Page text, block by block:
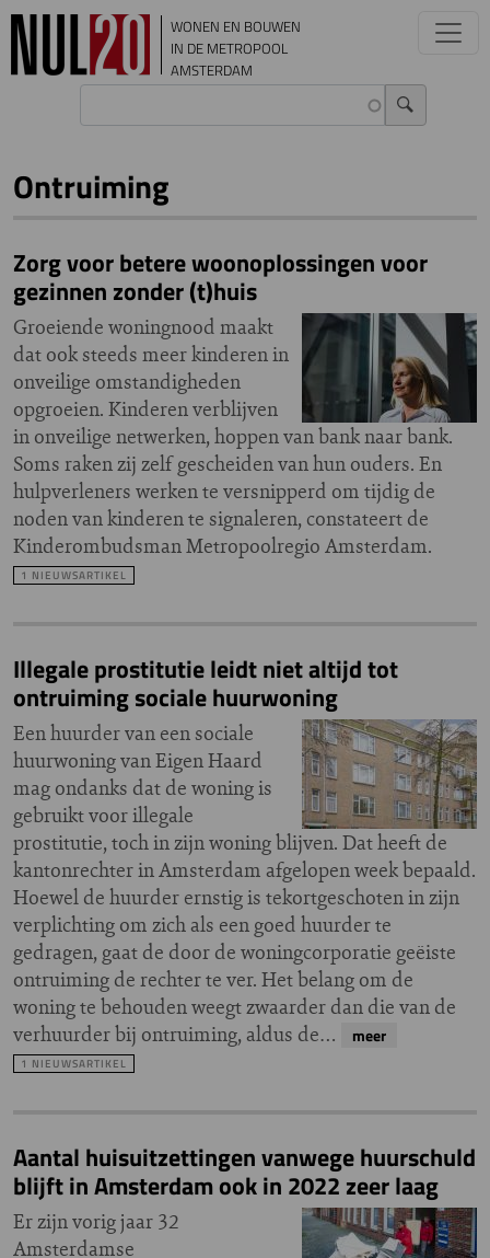
Overslaan en naar de inhoud gaan
WONEN EN BOUWEN
IN DE METROPOOL
AMSTERDAM
Ontruiming
Zorg voor betere woonoplossingen voor
gezinnen zonder (t)huis
Groeiende woningnood maakt
dat ook steeds meer kinderen in
onveilige omstandigheden
opgroeien. Kinderen verblijven
in onveilige netwerken, hoppen van bank naar bank.
Soms raken zij zelf gescheiden van hun ouders. En
hulpverleners werken te versnipperd om tijdig de
noden van kinderen te signaleren, constateert de
Kinderombudsman Metropoolregio Amsterdam.
1 NIEUWSARTIKEL
Illegale prostitutie leidt niet altijd tot
ontruiming sociale huurwoning
Een huurder van een sociale
huurwoning van Eigen Haard
mag ondanks dat de woning is
gebruikt voor illegale
prostitutie, toch in zijn woning blijven. Dat heeft de
kantonrechter in Amsterdam afgelopen week bepaald.
Hoewel de huurder ernstig is tekortgeschoten in zijn
verplichting om zich als een goed huurder te
gedragen, gaat de door de woningcorporatie geëiste
ontruiming de rechter te ver. Het belang om de
woning te behouden weegt zwaarder dan die van de
verhuurder bij ontruiming, aldus de…
meer
1 NIEUWSARTIKEL
Aantal huisuitzettingen vanwege huurschuld
blijft in Amsterdam ook in 2022 zeer laag
Er zijn vorig jaar 32
Amsterdamse